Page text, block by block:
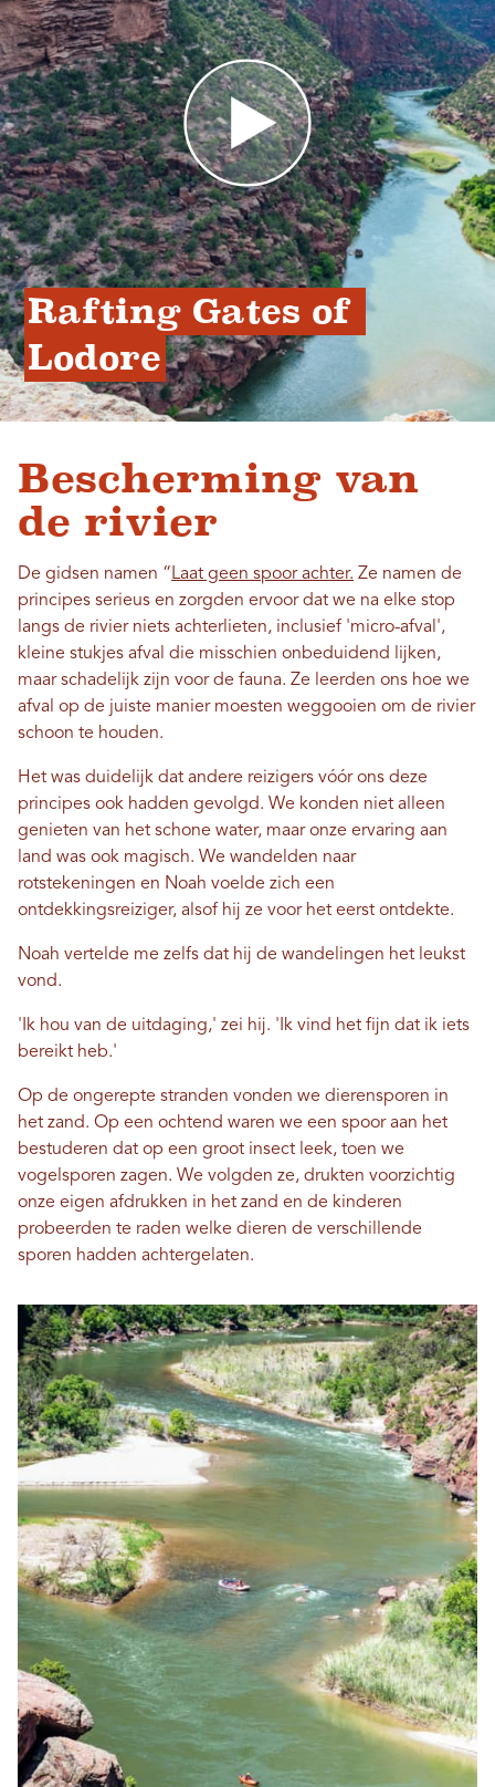
Rafting Gates of
Lodore
Bescherming van
de rivier
De gidsen namen “ Laat geen spoor achter. Ze namen de
principes serieus en zorgden ervoor dat we na elke stop
langs de rivier niets achterlieten, inclusief 'micro-afval',
kleine stukjes afval die misschien onbeduidend lijken,
maar schadelijk zijn voor de fauna. Ze leerden ons hoe we
afval op de juiste manier moesten weggooien om de rivier
schoon te houden.
Het was duidelijk dat andere reizigers vóór ons deze
principes ook hadden gevolgd. We konden niet alleen
genieten van het schone water, maar onze ervaring aan
land was ook magisch. We wandelden naar
rotstekeningen en Noah voelde zich een
ontdekkingsreiziger, alsof hij ze voor het eerst ontdekte.
Noah vertelde me zelfs dat hij de wandelingen het leukst
vond.
'Ik hou van de uitdaging,' zei hij. 'Ik vind het fijn dat ik iets
bereikt heb.'
Op de ongerepte stranden vonden we dierensporen in
het zand. Op een ochtend waren we een spoor aan het
bestuderen dat op een groot insect leek, toen we
vogelsporen zagen. We volgden ze, drukten voorzichtig
onze eigen afdrukken in het zand en de kinderen
probeerden te raden welke dieren de verschillende
sporen hadden achtergelaten.